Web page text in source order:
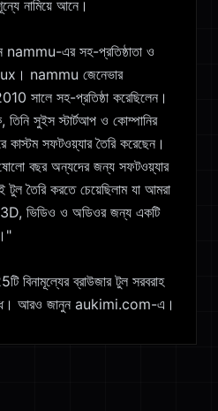
নামিয়ে আনে।
এর সহ-প্রতিষ্ঠাতা ও
nammu জেনেভার
সালে সহ-প্রতিষ্ঠা করেছিলেন।
সুইস স্টার্টআপ ও কোম্পানির
সফটওয়্যার তৈরি করেছেন।
বছর অন্যদের জন্য সফটওয়্যার
তৈরি করতে চেয়েছিলাম যা আমরা
3D, ভিডিও ও অডিওর জন্য একটি
বিনামূল্যের ব্রাউজার টুল সরবরাহ
আরও জানুন aukimi.com-এ।